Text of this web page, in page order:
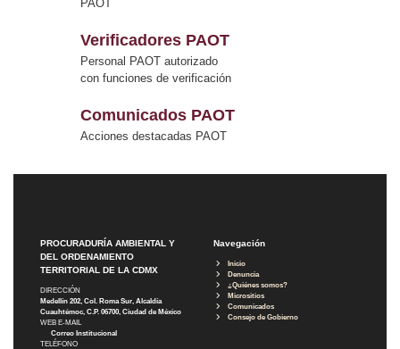
PAOT
Verificadores PAOT
Personal PAOT autorizado
con funciones de verificación
Comunicados PAOT
Acciones destacadas PAOT
PROCURADURÍA AMBIENTAL Y
DEL ORDENAMIENTO
TERRITORIAL DE LA CDMX
DIRECCIÓN
Medellín 202, Col. Roma Sur, Alcaldía
Cuauhtémoc, C.P. 06700, Ciudad de México
WEB E-MAIL
Correo Institucional
TELÉFONO
Navegación
Inicio
Denuncia
¿Quiénes somos?
Micrositios
Comunicados
Consejo de Gobierno